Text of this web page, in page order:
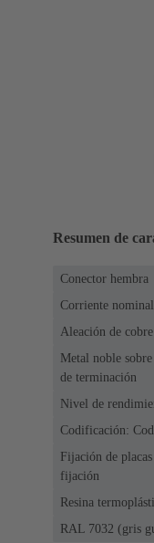
Resumen de
Conector hembra
Corriente
Aleación de cobre
Metal noble
de terminación
Nivel de
Codificación:
Fijación de
fijación
Resina
RAL 7032 (gris